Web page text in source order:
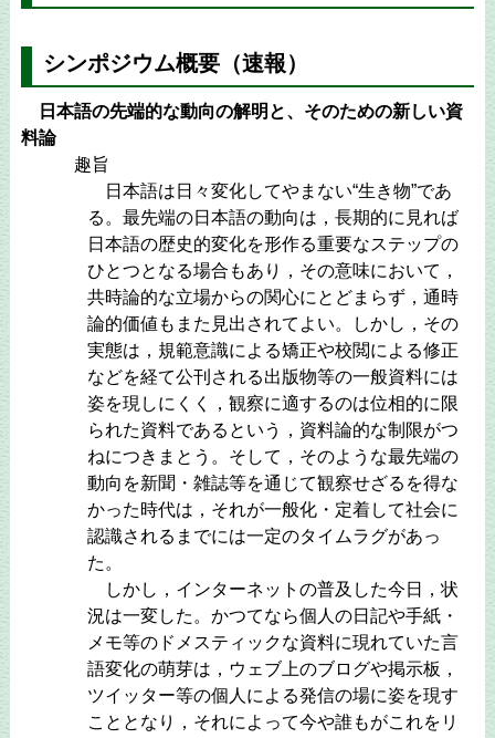
シンポジウム概要（速報）
日本語の先端的な動向の解明と、そのための新しい資
料論
趣旨
日本語は日々変化してやまない“生き物”であ
る。最先端の日本語の動向は，長期的に見れば
日本語の歴史的変化を形作る重要なステップの
ひとつとなる場合もあり，その意味において，
共時論的な立場からの関心にとどまらず，通時
論的価値もまた見出されてよい。しかし，その
実態は，規範意識による矯正や校閲による修正
などを経て公刊される出版物等の一般資料には
姿を現しにくく，観察に適するのは位相的に限
られた資料であるという，資料論的な制限がつ
ねにつきまとう。そして，そのような最先端の
動向を新聞・雑誌等を通じて観察せざるを得な
かった時代は，それが一般化・定着して社会に
認識されるまでには一定のタイムラグがあっ
た。
しかし，インターネットの普及した今日，状
況は一変した。かつてなら個人の日記や手紙・
メモ等のドメスティックな資料に現れていた言
語変化の萌芽は，ウェブ上のブログや掲示板，
ツイッター等の個人による発信の場に姿を現す
こととなり，それによって今や誰もがこれをリ